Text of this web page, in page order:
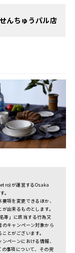
せんちゅうパル店
が運営するOsaka
。
項を変更できるほか、
出来るものとします。
等」に該当する行為又
キャンペーン対象から
とがございます。
ペーンにおける情報、
事項について、その完